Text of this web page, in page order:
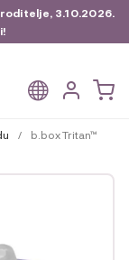
roditelje, 3.10.2026.
/
b.box Tritan™